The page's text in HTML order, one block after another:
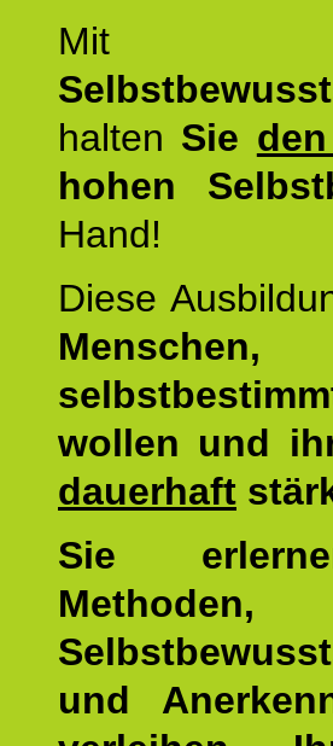
Mit
halten Sie
hohen
Hand!
Diese
Menschen,
wollen und
dauerhaft
Sie
und